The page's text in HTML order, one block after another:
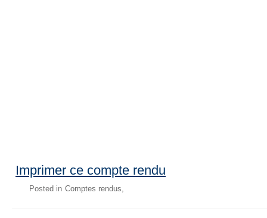
Imprimer ce compte rendu
Posted in Comptes rendus